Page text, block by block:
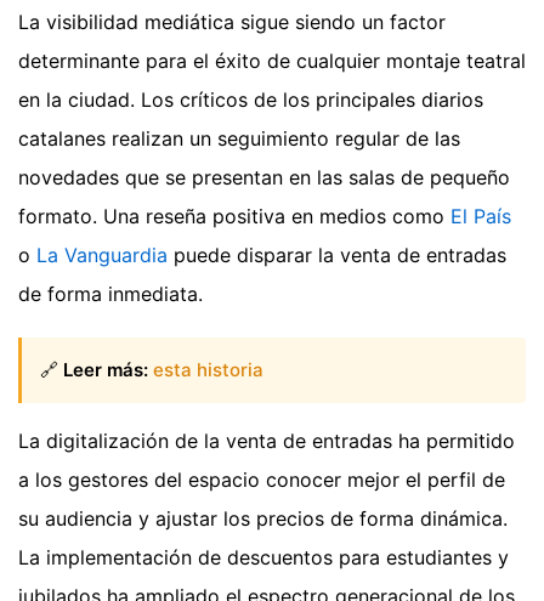
La visibilidad mediática sigue siendo un factor
determinante para el éxito de cualquier montaje teatral
en la ciudad. Los críticos de los principales diarios
catalanes realizan un seguimiento regular de las
novedades que se presentan en las salas de pequeño
formato. Una reseña positiva en medios como El País
o La Vanguardia puede disparar la venta de entradas
de forma inmediata.
🔗 Leer más: esta historia
La digitalización de la venta de entradas ha permitido
a los gestores del espacio conocer mejor el perfil de
su audiencia y ajustar los precios de forma dinámica.
La implementación de descuentos para estudiantes y